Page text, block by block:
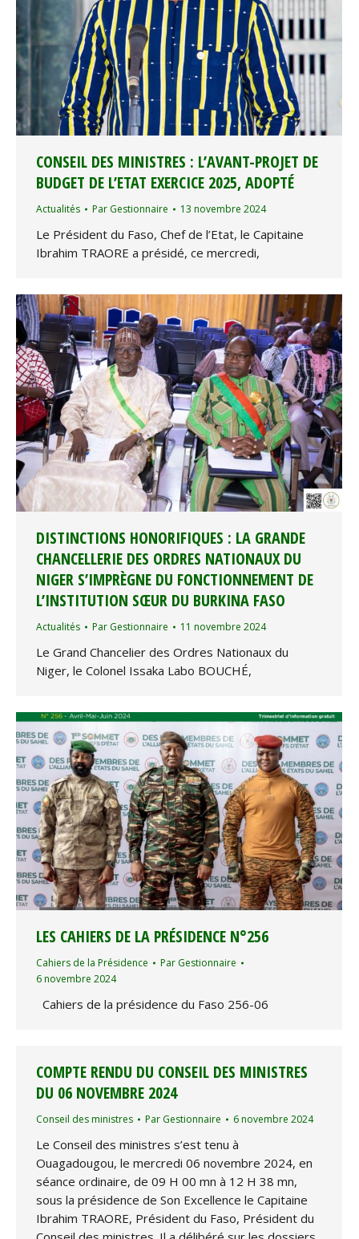
CONSEIL DES MINISTRES : L’AVANT-PROJET DE
BUDGET DE L’ETAT EXERCICE 2025, ADOPTÉ
Actualités Par Gestionnaire 13 novembre 2024
Le Président du Faso, Chef de l’Etat, le Capitaine
Ibrahim TRAORE a présidé, ce mercredi,
DISTINCTIONS HONORIFIQUES : LA GRANDE
CHANCELLERIE DES ORDRES NATIONAUX DU
NIGER S’IMPRÈGNE DU FONCTIONNEMENT DE
L’INSTITUTION SŒUR DU BURKINA FASO
Actualités Par Gestionnaire 11 novembre 2024
Le Grand Chancelier des Ordres Nationaux du
Niger, le Colonel Issaka Labo BOUCHÉ,
LES CAHIERS DE LA PRÉSIDENCE N°256
Cahiers de la Présidence Par Gestionnaire
6 novembre 2024
Cahiers de la présidence du Faso 256-06
COMPTE RENDU DU CONSEIL DES MINISTRES
DU 06 NOVEMBRE 2024
Conseil des ministres Par Gestionnaire 6 novembre 2024
Le Conseil des ministres s’est tenu à
Ouagadougou, le mercredi 06 novembre 2024, en
séance ordinaire, de 09 H 00 mn à 12 H 38 mn,
sous la présidence de Son Excellence le Capitaine
Ibrahim TRAORE, Président du Faso, Président du